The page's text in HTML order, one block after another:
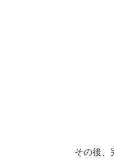
その後、